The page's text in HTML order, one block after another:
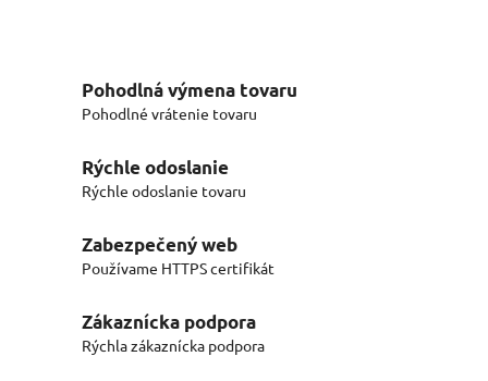
Pohodlná výmena tovaru
Pohodlné vrátenie tovaru
Rýchle odoslanie
Rýchle odoslanie tovaru
Zabezpečený web
Používame HTTPS certifikát
Zákaznícka podpora
Rýchla zákaznícka podpora